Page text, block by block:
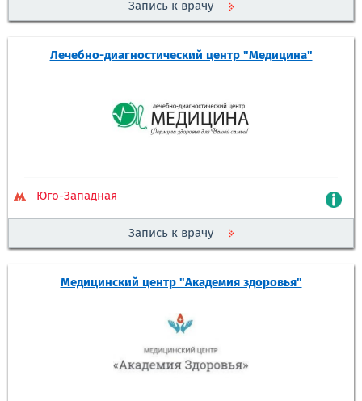
Запись к врачу
Лечебно-диагностический центр "Медицина"
Юго-Западная
Запись к врачу
Медицинский центр "Академия здоровья"